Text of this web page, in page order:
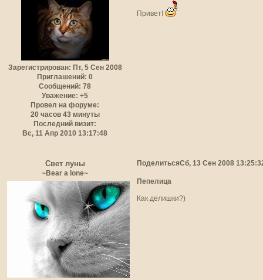
Зарегистрирован: Пт, 5 Сен 2008
Приглашений: 0
Сообщений: 78
Уважение: +5
Провел на форуме:
20 часов 43 минуты
Последний визит:
Вс, 11 Апр 2010 13:17:48
Привет!
ПоделитьсяСб, 13 Сен 2008
Свет луны
~Bear a lone~
Пепелица
Как делишки?)